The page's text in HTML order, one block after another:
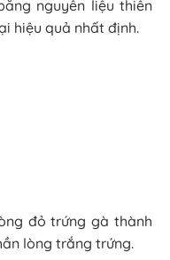
nguyên liệu thiên
hiệu quả nhất định.
đỏ trứng gà thành
lòng trắng trứng.